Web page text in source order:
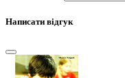
Написати відгук